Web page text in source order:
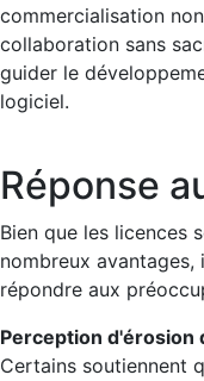
commercialisation
collaboration sans
guider le
logiciel.
Réponse
Bien que les licences
nombreux
répondre aux
Perception d'érosion
Certains soutiennent